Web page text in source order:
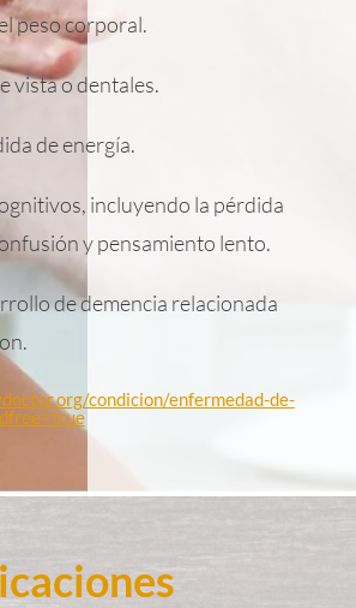
peso corporal.
vista o dentales.
de energía.
incluyendo la pérdida
y pensamiento lento.
de demencia relacionada
condicion/enfermedad-de-